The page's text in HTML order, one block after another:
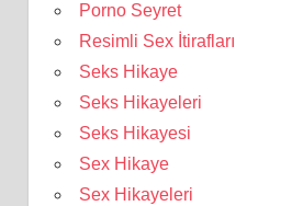
Porno Seyret
Resimli Sex İtirafları
Seks Hikaye
Seks Hikayeleri
Seks Hikayesi
Sex Hikaye
Sex Hikayeleri